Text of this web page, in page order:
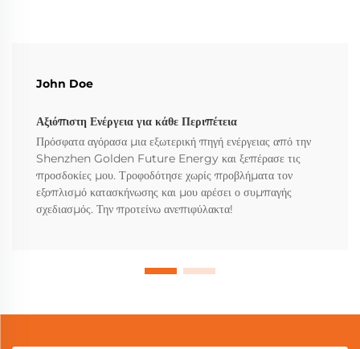
John Doe
Αξιόπιστη Ενέργεια για κάθε Περιπέτεια
Πρόσφατα αγόρασα μια εξωτερική πηγή ενέργειας από την
Shenzhen Golden Future Energy και ξεπέρασε τις
προσδοκίες μου. Τροφοδότησε χωρίς προβλήματα τον
εξοπλισμό κατασκήνωσης και μου αρέσει ο συμπαγής
σχεδιασμός. Την προτείνω ανεπιφύλακτα!